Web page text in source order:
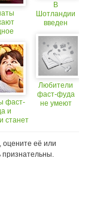
фаст-
и
станет
В
Шотландии
введен
рекламу
фаст-фуда
Любители
фаст-фуда
не умеют
оцените её или